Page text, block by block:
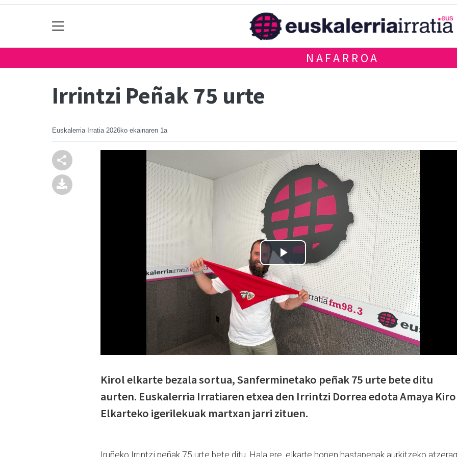
NAFARROA
Irrintzi Peñak 75 urte
Euskalerria Irratia 2026ko ekainaren 1a
Kirol elkarte bezala sortua, Sanferminetako peñak 75 urte bete ditu
aurten. Euskalerria Irratiaren etxea den Irrintzi Dorrea edota Amaya
Elkarteko igerilekuak martxan jarri zituen.
Iruñeko Irrintzi peñak 75 urte bete ditu. Hala ere, elkarte honen hastapenak aurkitzeko